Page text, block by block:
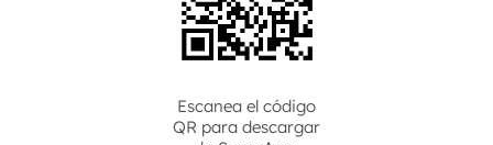
Escanea el código
QR para descargar